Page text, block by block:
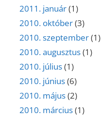
2011. január(1)
2010. október(3)
2010. szeptember(1)
2010. augusztus(1)
2010. július(1)
2010. június(6)
2010. május(2)
2010. március(1)